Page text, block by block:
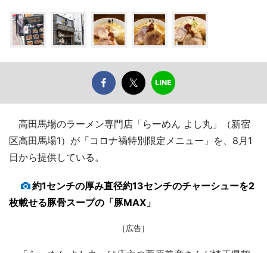
高田馬場のラーメン専門店「らーめん よし丸」（新宿
区高田馬場1）が「コロナ禍特別限定メニュー」を、8月1
日から提供している。
約1センチの厚み直径約13センチのチャーシューを2
枚載せる豚骨スープの「豚MAX」
［広告］